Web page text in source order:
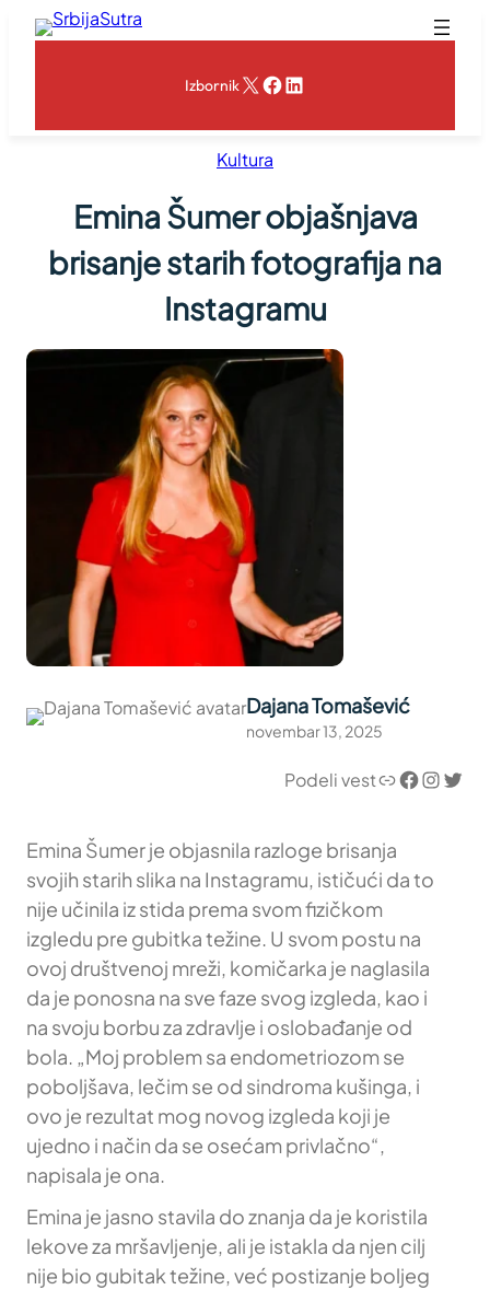
Skoči
IzbornikX Facebook
LinkedIn
Kultura
Emina Šumer objašnjava
brisanje starih fotografija na
Instagramu
Dajana Tomašević
novembar 13, 2025
Podeli vestLink Facebook InstagramTwitter
Emina Šumer je objasnila razloge brisanja
svojih starih slika na Instagramu, ističući da to
nije učinila iz stida prema svom fizičkom
izgledu pre gubitka težine. U svom postu na
ovoj društvenoj mreži, komičarka je naglasila
da je ponosna na sve faze svog izgleda, kao i
na svoju borbu za zdravlje i oslobađanje od
bola. „Moj problem sa endometriozom se
poboljšava, lečim se od sindroma kušinga, i
ovo je rezultat mog novog izgleda koji je
ujedno i način da se osećam privlačno“,
napisala je ona.
Emina je jasno stavila do znanja da je koristila
lekove za mršavljenje, ali je istakla da njen cilj
nije bio gubitak težine, već postizanje boljeg